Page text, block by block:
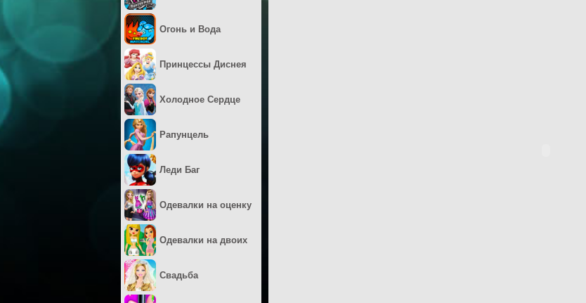
Огонь и Вода
Принцессы Диснея
Холодное Сердце
Рапунцель
Леди Баг
Одевалки на оценку
Одевалки на двоих
Свадьба